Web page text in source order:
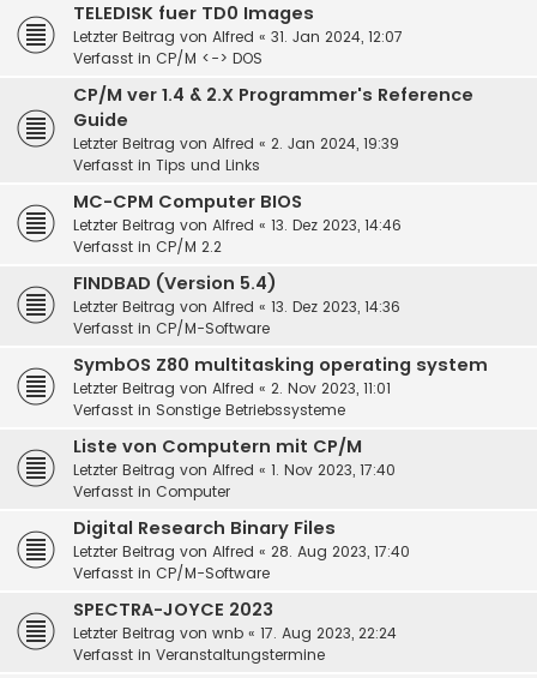
TELEDISK fuer TD0 Images
Letzter Beitrag von Alfred « 31. Jan 2024, 12:07
Verfasst in CP/M <-> DOS
CP/M ver 1.4 & 2.X Programmer's Reference
Guide
Letzter Beitrag von Alfred « 2. Jan 2024, 19:39
Verfasst in Tips und Links
MC-CPM Computer BIOS
Letzter Beitrag von Alfred « 13. Dez 2023, 14:46
Verfasst in CP/M 2.2
FINDBAD (Version 5.4)
Letzter Beitrag von Alfred « 13. Dez 2023, 14:36
Verfasst in CP/M-Software
SymbOS Z80 multitasking operating system
Letzter Beitrag von Alfred « 2. Nov 2023, 11:01
Verfasst in Sonstige Betriebssysteme
Liste von Computern mit CP/M
Letzter Beitrag von Alfred « 1. Nov 2023, 17:40
Verfasst in Computer
Digital Research Binary Files
Letzter Beitrag von Alfred « 28. Aug 2023, 17:40
Verfasst in CP/M-Software
SPECTRA-JOYCE 2023
Letzter Beitrag von wnb « 17. Aug 2023, 22:24
Verfasst in Veranstaltungstermine